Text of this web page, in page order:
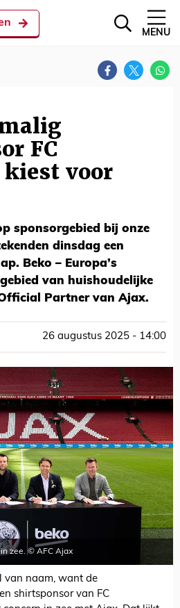
MENU
FC
kiest voor
sponsorgebied bij onze
dinsdag een
Beko – Europa’s
van huishoudelijke
Partner van Ajax.
26 augustus 2025 - 14:00
zee. © AFC Ajax
van naam, want de
shirtsponsor van FC